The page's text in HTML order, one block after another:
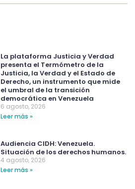
La plataforma Justicia y Verdad
presenta el Termómetro de la
Justicia, la Verdad y el Estado de
Derecho, un instrumento que mide
el umbral de la transición
democrática en Venezuela
6 agosto, 2026
Leer más »
Audiencia CIDH: Venezuela.
Situación de los derechos humanos.
4 agosto, 2026
Leer más »